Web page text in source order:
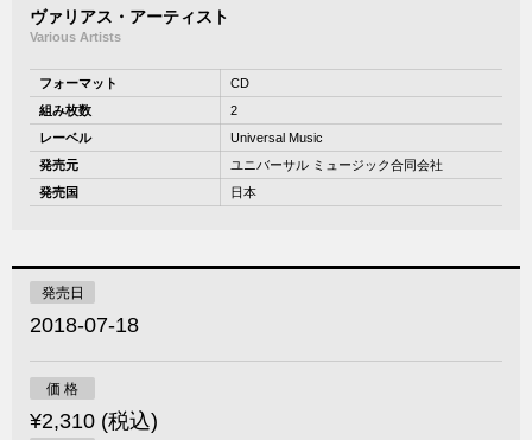
ヴァリアス・アーティスト
Various Artists
フォーマット
CD
組み枚数
2
レーベル
Universal Music
発売元
ユニバーサル ミュージック合同会社
発売国
日本
発売日
2018-07-18
価 格
¥2,310 (税込)